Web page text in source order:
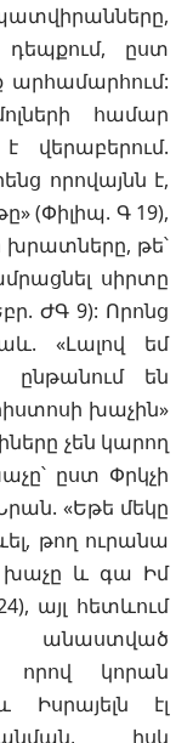
ըստ
արհամարհում:
համար
վերաբերում.
որովայնն է,
(Փիլիպ. Գ 19),
խրատները, թե՝
սիրտը
ԺԳ 9): Որոնց
«Լալով եմ
են
խաչին»
չեն կարող
ըստ Փրկչի
«Եթե մեկը
թող ուրանա
խաչը և գա Իմ
այլ հետևում
որով կորան
Իսրայելն էլ
իսկ